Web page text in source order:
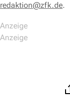
redaktion@zfk.de.